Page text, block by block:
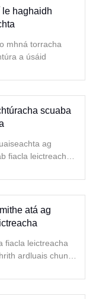
le haghaidh
mhná torracha
a úsáid
scuaba
ag
fiacla leictreach:
líneach
atá ag
fiacla leictreacha
ardluais chun
chun éifeacht na
a bhaint amach.